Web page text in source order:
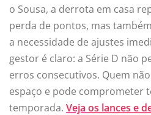
o Sousa, a derrota em casa
perda de pontos, mas
a necessidade de ajustes
gestor é claro: a Série D não
erros consecutivos. Quem
espaço e pode comprometer
temporada. Veja os lances e